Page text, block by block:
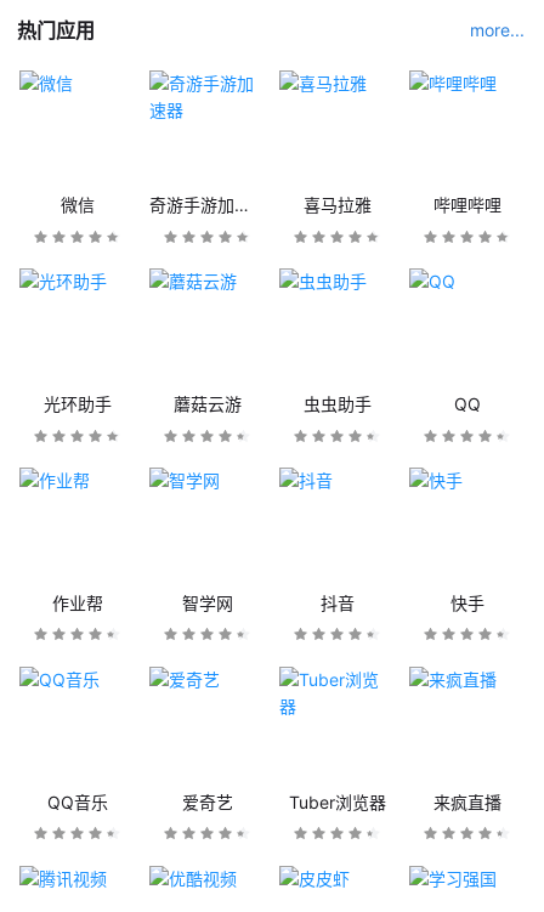
热门应用 more...
微信 奇游手游加速器 喜马拉雅 哔哩哔哩
光环助手 蘑菇云游 虫虫助手 QQ
作业帮 智学网 抖音 快手
QQ音乐 爱奇艺 Tuber浏览器 来疯直播